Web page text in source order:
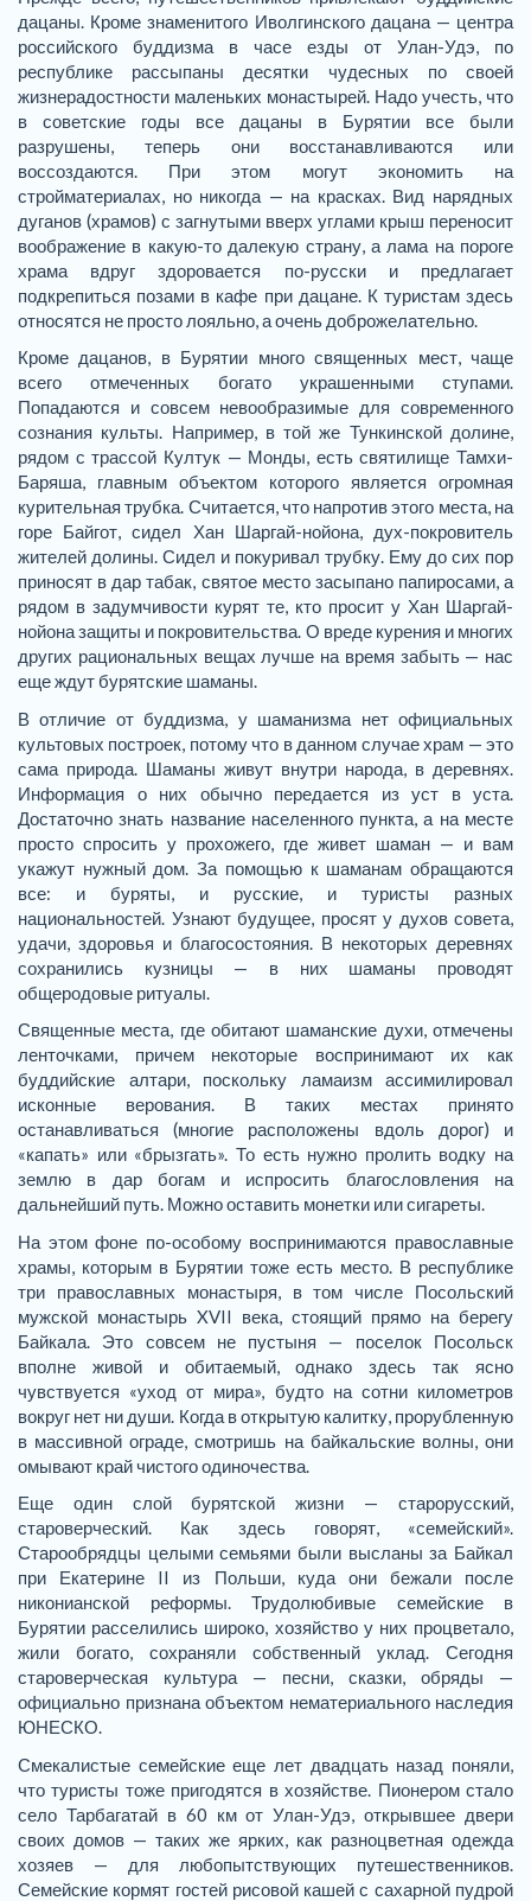
дацаны. Кроме знаменитого Иволгинского дацана — центра
российского буддизма в часе езды от Улан-Удэ, по
республике рассыпаны десятки чудесных по своей
жизнерадостности маленьких монастырей. Надо учесть, что
в советские годы все дацаны в Бурятии все были
разрушены, теперь они восстанавливаются или
воссоздаются. При этом могут экономить на
стройматериалах, но никогда — на красках. Вид нарядных
дуганов (храмов) с загнутыми вверх углами крыш переносит
воображение в какую-то далекую страну, а лама на пороге
храма вдруг здоровается по-русски и предлагает
подкрепиться позами в кафе при дацане. К туристам здесь
относятся не просто лояльно, а очень доброжелательно.
Кроме дацанов, в Бурятии много священных мест, чаще
всего отмеченных богато украшенными ступами.
Попадаются и совсем невообразимые для современного
сознания культы. Например, в той же Тункинской долине,
рядом с трассой Култук — Монды, есть святилище Тамхи-
Баряша, главным объектом которого является огромная
курительная трубка. Считается, что напротив этого места, на
горе Байгот, сидел Хан Шаргай-нойона, дух-покровитель
жителей долины. Сидел и покуривал трубку. Ему до сих пор
приносят в дар табак, святое место засыпано папиросами, а
рядом в задумчивости курят те, кто просит у Хан Шаргай-
нойона защиты и покровительства. О вреде курения и многих
других рациональных вещах лучше на время забыть — нас
еще ждут бурятские шаманы.
В отличие от буддизма, у шаманизма нет официальных
культовых построек, потому что в данном случае храм — это
сама природа. Шаманы живут внутри народа, в деревнях.
Информация о них обычно передается из уст в уста.
Достаточно знать название населенного пункта, а на месте
просто спросить у прохожего, где живет шаман — и вам
укажут нужный дом. За помощью к шаманам обращаются
все: и буряты, и русские, и туристы разных
национальностей. Узнают будущее, просят у духов совета,
удачи, здоровья и благосостояния. В некоторых деревнях
сохранились кузницы — в них шаманы проводят
общеродовые ритуалы.
Священные места, где обитают шаманские духи, отмечены
ленточками, причем некоторые воспринимают их как
буддийские алтари, поскольку ламаизм ассимилировал
исконные верования. В таких местах принято
останавливаться (многие расположены вдоль дорог) и
«капать» или «брызгать». То есть нужно пролить водку на
землю в дар богам и испросить благословления на
дальнейший путь. Можно оставить монетки или сигареты.
На этом фоне по-особому воспринимаются православные
храмы, которым в Бурятии тоже есть место. В республике
три православных монастыря, в том числе Посольский
мужской монастырь XVII века, стоящий прямо на берегу
Байкала. Это совсем не пустыня — поселок Посольск
вполне живой и обитаемый, однако здесь так ясно
чувствуется «уход от мира», будто на сотни километров
вокруг нет ни души. Когда в открытую калитку, прорубленную
в массивной ограде, смотришь на байкальские волны, они
омывают край чистого одиночества.
Еще один слой бурятской жизни — старорусский,
староверческий. Как здесь говорят, «семейский».
Старообрядцы целыми семьями были высланы за Байкал
при Екатерине II из Польши, куда они бежали после
никонианской реформы. Трудолюбивые семейские в
Бурятии расселились широко, хозяйство у них процветало,
жили богато, сохраняли собственный уклад. Сегодня
староверческая культура — песни, сказки, обряды —
официально признана объектом нематериального наследия
ЮНЕСКО.
Смекалистые семейские еще лет двадцать назад поняли,
что туристы тоже пригодятся в хозяйстве. Пионером стало
село Тарбагатай в 60 км от Улан-Удэ, открывшее двери
своих домов — таких же ярких, как разноцветная одежда
хозяев — для любопытствующих путешественников.
Семейские кормят гостей рисовой кашей с сахарной пудрой